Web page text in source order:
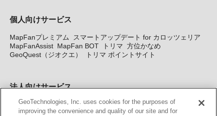
個人向けサービス
MapFanプレミアム
スマートアップデート for カロッツェリア
MapFanAssist MapFan BOT トリマ 方位かなめ
GeoQuest（ジオクエ）
トリマ ポイントサイト
法人向けサービス
法人向け地図・位置情報サービス WEBサイト・システム向け地
図API Windows PC向け地図開発キット MapFan DB 住所確認
GeoTechnologies, Inc. uses cookies for the purposes of
improving the convenience and quality of our site and for